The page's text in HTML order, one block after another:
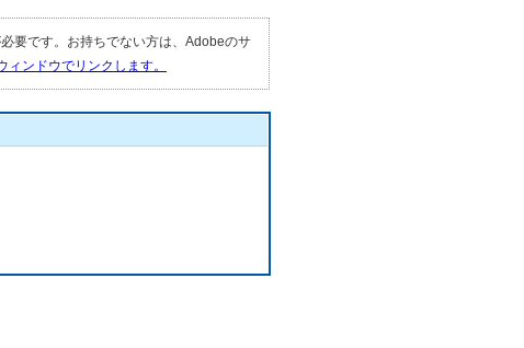
要です。お持ちでない方は、Adobeのサ
ンドウでリンクします。